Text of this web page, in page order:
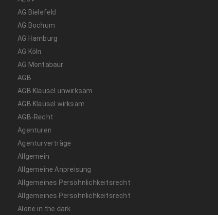
AG Bielefeld
AG Bochum
AG Hamburg
AG Köln
AG Montabaur
AGB
AGB Klausel unwirksam
AGB Klausel wirksam
AGB-Recht
Agenturen
Agenturverträge
Allgemein
Allgemeine Anpreisung
Allgemeines Persöhnlichkeitsrecht
Allgemeines Persöhnlichkeitsrecht
Alone in the dark